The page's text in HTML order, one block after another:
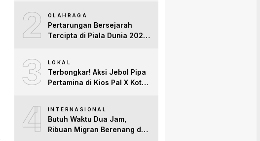
2 OLAHRAGA
Pertarungan Bersejarah
Tercipta di Piala Dunia 2026:
3 LOKAL
Terbongkar! Aksi Jebol Pipa
Pertamina di Kios Pal X Kota
4 INTERNASIONAL
Butuh Waktu Dua Jam,
Ribuan Migran Berenang dari